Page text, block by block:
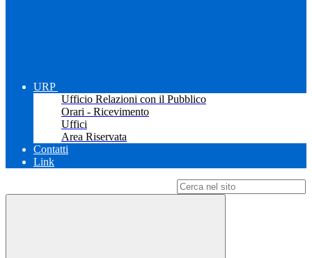
URP
Ufficio Relazioni con il Pubblico
Orari - Ricevimento
Uffici
Area Riservata
Contatti
Link